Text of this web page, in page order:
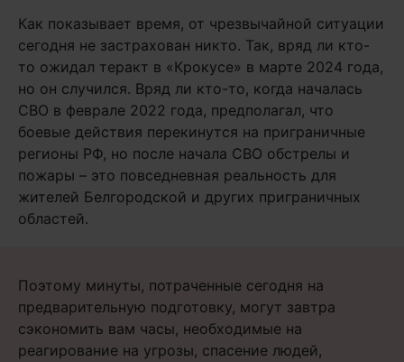
Как показывает время, от чрезвычайной ситуации
сегодня не застрахован никто. Так, вряд ли кто-
то ожидал теракт в «Крокусе» в марте 2024 года,
но он случился. Вряд ли кто-то, когда началась
СВО в феврале 2022 года, предполагал, что
боевые действия перекинутся на приграничные
регионы РФ, но после начала СВО обстрелы и
пожары – это повседневная реальность для
жителей Белгородской и других приграничных
областей.
Поэтому минуты, потраченные сегодня на
предварительную подготовку, могут завтра
сэкономить вам часы, необходимые на
реагирование на угрозы, спасение людей,